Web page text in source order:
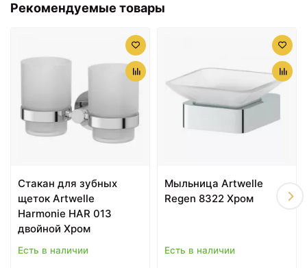
Harmonie HAR 047 Хром
3109 ₽
Кольцо для полотенец
022 Хром
Рекомендуемые товары
Стакан для зубных
щеток Artwelle
Harmonie HAR 013
двойной Хром
Есть в наличии
Мыльница Artwelle
Regen 8322 Хром
Есть в наличии